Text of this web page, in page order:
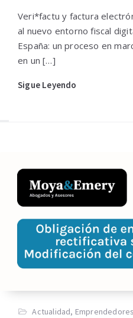
Veri*factu y factura
al nuevo entorno fiscal
España: un proceso en
en un […]
Sigue Leyendo
Actualidad, Emprendedores